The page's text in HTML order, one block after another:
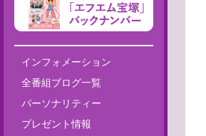
インフォメーション
全番組ブログ一覧
パーソナリティー
プレゼント情報